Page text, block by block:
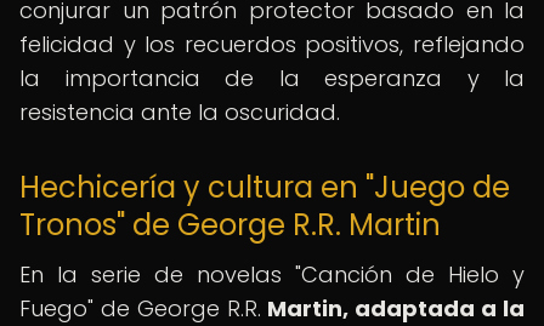
conjurar un patrón protector basado en la
felicidad y los recuerdos positivos, reflejando
la importancia de la esperanza y la
resistencia ante la oscuridad.
Hechicería y cultura en "Juego de
Tronos" de George R.R. Martin
En la serie de novelas "Canción de Hielo y
Fuego" de George R.R. Martin, adaptada a la